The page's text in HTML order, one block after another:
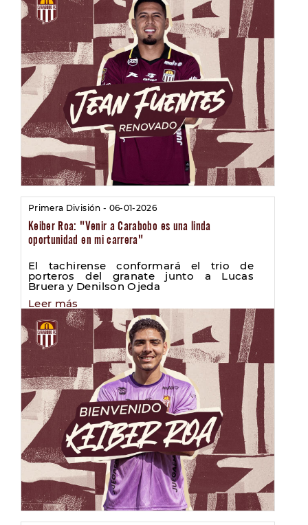
Primera División - 06-01-2026
Keiber Roa: "Venir a Carabobo es una linda
oportunidad en mi carrera"
El tachirense conformará el trio de
porteros del granate junto a Lucas
Bruera y Denilson Ojeda
Leer más